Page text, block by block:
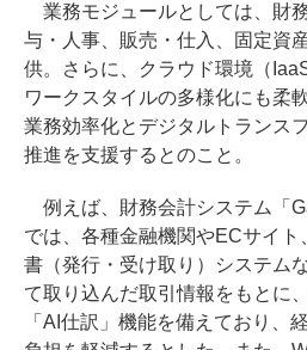
業務モジュールとしては、財
与・人事、販売・仕入、固定資
供。さらに、クラウド環境（
ワークスタイルの多様化にも柔
業務効率化とデジタルトランス
推進を支援するとのこと。
例えば、財務会計システム「
では、各種金融機関やECサイ
書（発行・受け取り）システム
て取り込んだ取引情報をもとに
「AI仕訳」機能を備えており、